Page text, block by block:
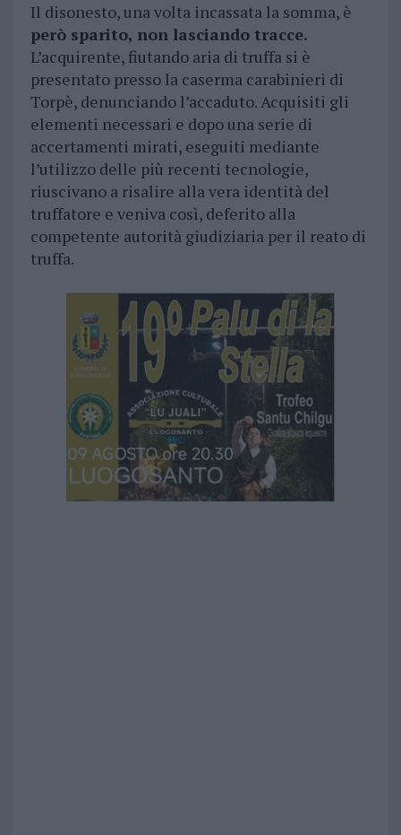
Il disonesto, una volta incassata la somma, è
però sparito, non lasciando tracce.
L’acquirente, fiutando aria di truffa si è
presentato presso la caserma carabinieri di
Torpè, denunciando l’accaduto. Acquisiti gli
elementi necessari e dopo una serie di
accertamenti mirati, eseguiti mediante
l’utilizzo delle più recenti tecnologie,
riuscivano a risalire alla vera identità del
truffatore e veniva così, deferito alla
competente autorità giudiziaria per il reato di
truffa.